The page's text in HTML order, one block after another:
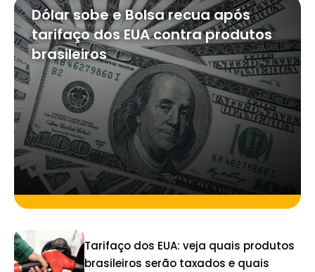
Dólar sobe e Bolsa recua após
tarifaço dos EUA contra produtos
brasileiros
Tarifaço dos EUA: veja quais produtos
brasileiros serão taxados e quais